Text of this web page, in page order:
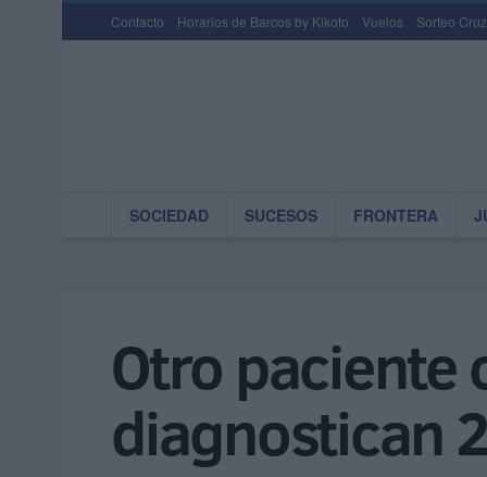
Contacto Horarios de Barcos by Kikoto Vuelos Sorteo
SOCIEDAD SUCESOS FRONTERA
Otro paciente
diagnostican